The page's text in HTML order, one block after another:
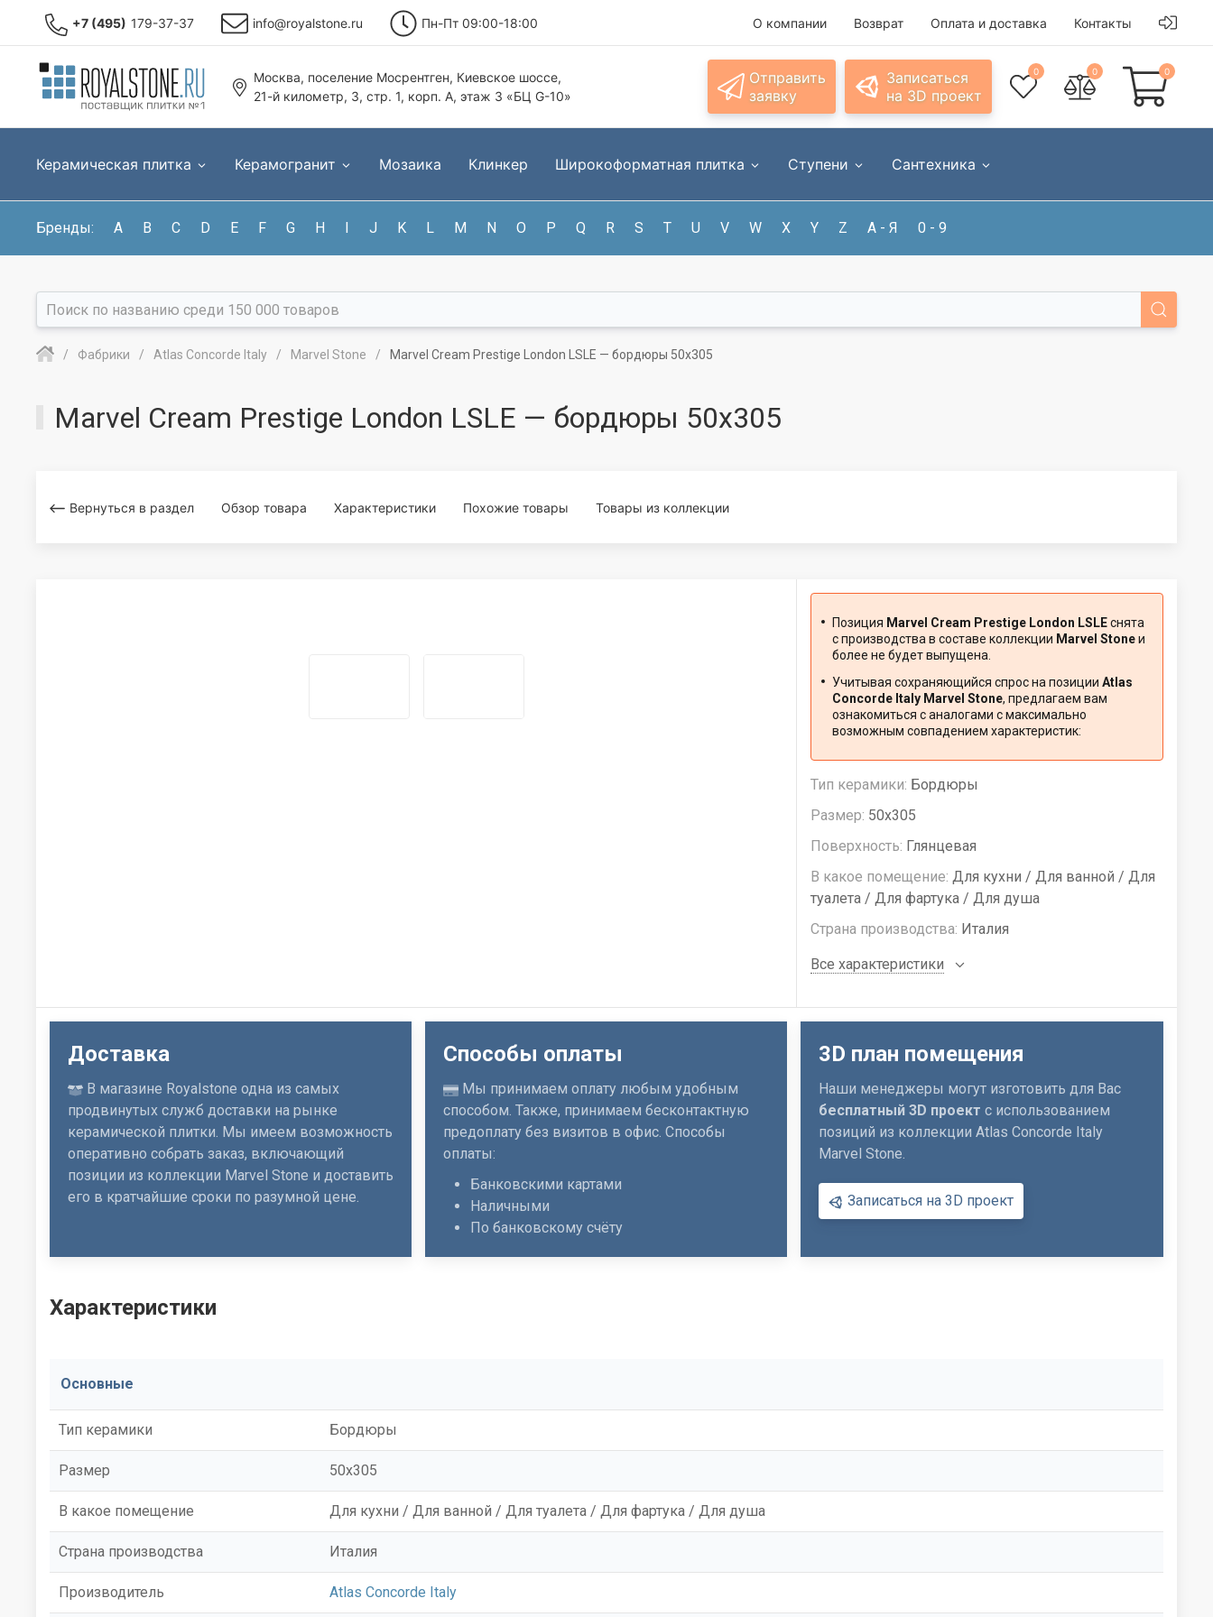
+7 (495) 179-37-37 info@royalstone.ru Пн-Пт 09:00-18:00 О компании Возврат Оплата и доставка Контакты
Москва, поселение Мосрентген, Киевское шоссе,
21-й километр, 3, стр. 1, корп. А, этаж 3 «БЦ G-10»
Отправить
заявку
Записаться
на 3D проект
0 0 0
Керамическая плитка Керамогранит Мозаика Клинкер Широкоформатная плитка Ступени Сантехника
Бренды: A B C D E F G H I J K L M N O P Q R S T U V W X Y Z А - Я 0 - 9
Фабрики Atlas Concorde Italy Marvel Stone Marvel Cream Prestige London LSLE — бордюры 50x305
Marvel Cream Prestige London LSLE — бордюры 50x305
Вернуться в раздел Обзор товара Характеристики Похожие товары Товары из коллекции
Позиция Marvel Cream Prestige London LSLEснята
с производства в составе коллекции Marvel Stoneи
более не будет выпущена.
Учитывая сохраняющийся спрос на позицииAtlas
Concorde Italy Marvel Stone, предлагаем вам
ознакомиться с аналогами с максимально
возможным совпадением характеристик:
Тип керамики: Бордюры
Размер: 50x305
Поверхность: Глянцевая
В какое помещение: Для кухни / Для ванной / Для
туалета / Для фартука / Для душа
Страна производства: Италия
Все характеристики
Доставка
В магазине Royalstone одна из самых
продвинутых служб доставки на рынке
керамической плитки. Мы имеем возможность
оперативно собрать заказ, включающий
позиции из коллекции Marvel Stone и доставить
его в кратчайшие сроки по разумной цене.
Способы оплаты
Мы принимаем оплату любым удобным
способом. Также, принимаем бесконтактную
предоплату без визитов в офис. Способы
оплаты:
Банковскими картами
Наличными
По банковскому счёту
3D план помещения
Наши менеджеры могут изготовить для Вас
бесплатный 3D проект с использованием
позиций из коллекции Atlas Concorde Italy
Marvel Stone.
Записаться на 3D проект
Характеристики
Основные
Тип керамики Бордюры
Размер 50x305
В какое помещение Для кухни / Для ванной / Для туалета / Для фартука / Для душа
Страна производства Италия
Производитель Atlas Concorde Italy